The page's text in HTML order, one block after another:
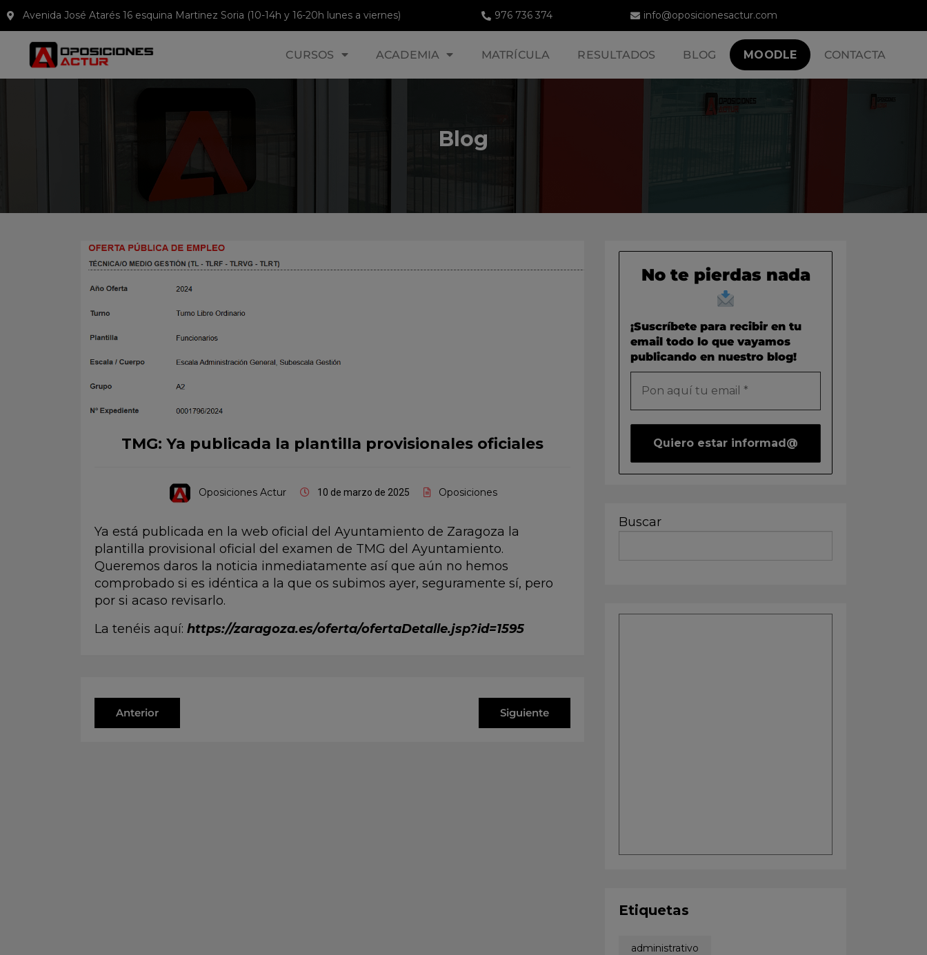
Avenida José Atarés 16 esquina Martinez Soria (10-14h y 16-20h lunes a viernes) 976 736 374 info@oposicionesactur.com
CURSOS ACADEMIA MATRÍCULA RESULTADOS BLOG MOODLE CONTACTA
Blog
TMG: Ya publicada la plantilla provisionales oficiales
Oposiciones Actur 10 de marzo de 2025 Oposiciones
Ya está publicada en la web oficial del Ayuntamiento de Zaragoza la
plantilla provisional oficial del examen de TMG del Ayuntamiento.
Queremos daros la noticia inmediatamente así que aún no hemos
comprobado si es idéntica a la que os subimos ayer, seguramente sí, pero
por si acaso revisarlo.
La tenéis aquí: https://zaragoza.es/oferta/ofertaDetalle.jsp?id=1595
Anterior Siguiente
No te pierdas nada
¡Suscríbete para recibir en tu
email todo lo que vayamos
publicando en nuestro blog!
Buscar
Etiquetas
administrativo